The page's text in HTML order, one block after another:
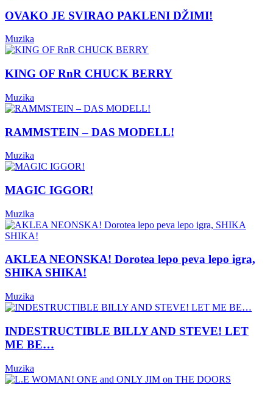
OVAKO JE SVIRAO PAKLENI DŽIMI!
Muzika
KING OF RnR CHUCK BERRY
Muzika
RAMMSTEIN – DAS MODELL!
Muzika
MAGIC IGGOR!
Muzika
AKLEA NEONSKA! Dorotea lepo peva lepo igra,
SHIKA SHIKA!
Muzika
INDESTRUCTIBLE BILLY AND STEVE! LET
ME BE…
Muzika